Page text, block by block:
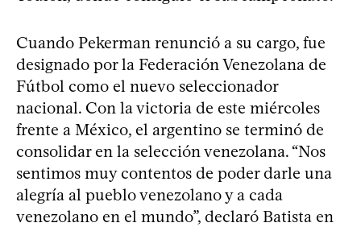
Cuando Pekerman renunció a su cargo, fue
designado por la Federación Venezolana de
Fútbol como el nuevo seleccionador
nacional. Con la victoria de este miércoles
frente a México, el argentino se terminó de
consolidar en la selección venezolana. “Nos
sentimos muy contentos de poder darle una
alegría al pueblo venezolano y a cada
venezolano en el mundo”, declaró Batista en